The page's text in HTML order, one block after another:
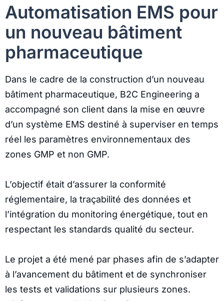
Automatisation EMS pour
un nouveau bâtiment
pharmaceutique
Dans le cadre de la construction d’un nouveau
bâtiment pharmaceutique, B2C Engineering a
accompagné son client dans la mise en œuvre
d’un système EMS destiné à superviser en temps
réel les paramètres environnementaux des
zones GMP et non GMP.
L’objectif était d’assurer la conformité
réglementaire, la traçabilité des données et
l’intégration du monitoring énergétique, tout en
respectant les standards qualité du secteur.
Le projet a été mené par phases afin de s’adapter
à l’avancement du bâtiment et de synchroniser
les tests et validations sur plusieurs zones.